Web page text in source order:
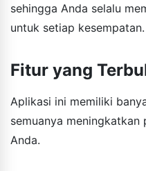
sehingga Anda selalu
untuk setiap kesempatan.
Fitur yang
Aplikasi ini memiliki
semuanya meningkatkan
Anda.